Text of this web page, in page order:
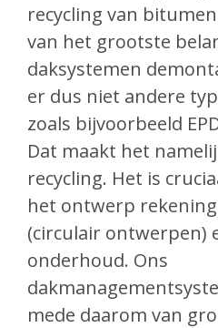
recycling van
van het grootste
daksystemen
er dus niet andere
zoals bijvoorbeeld
Dat maakt het
recycling. Het is
het ontwerp
(circulair ontwerpen)
onderhoud. Ons
mede daarom van